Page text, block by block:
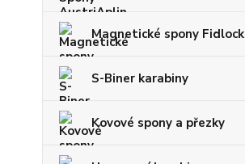
Magnetické spony Fidlock
S-Biner karabiny
Kovové spony a přezky